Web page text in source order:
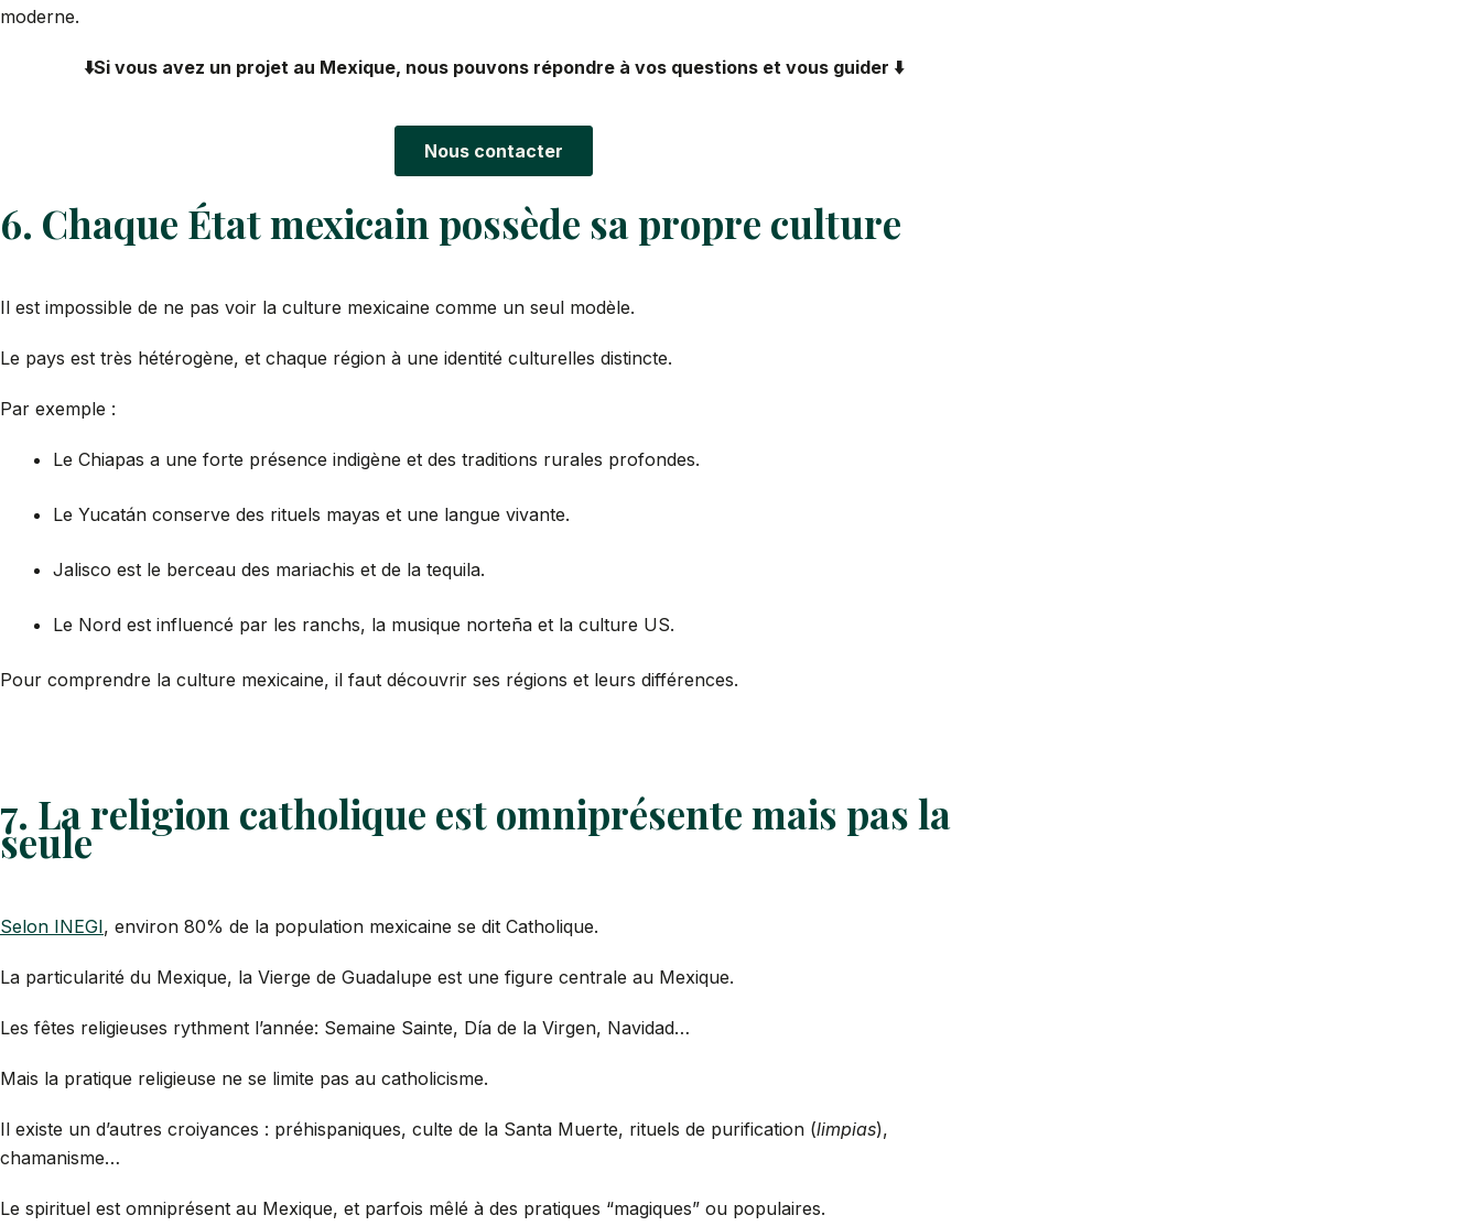
moderne.
⬇️Si vous avez un projet au Mexique, nous pouvons répondre à vos questions et vous guider ⬇️
Nous contacter
6. Chaque État mexicain possède sa propre culture
Il est impossible de ne pas voir la culture mexicaine comme un seul modèle.
Le pays est très hétérogène, et chaque région à une identité culturelles distincte.
Par exemple :
Le Chiapas a une forte présence indigène et des traditions rurales profondes.
Le Yucatán conserve des rituels mayas et une langue vivante.
Jalisco est le berceau des mariachis et de la tequila.
Le Nord est influencé par les ranchs, la musique norteña et la culture US.
Pour comprendre la culture mexicaine, il faut découvrir ses régions et leurs différences.
7. La religion catholique est omniprésente mais pas la
seule
Selon INEGI, environ 80% de la population mexicaine se dit Catholique.
La particularité du Mexique, la Vierge de Guadalupe est une figure centrale au Mexique.
Les fêtes religieuses rythment l’année: Semaine Sainte, Día de la Virgen, Navidad…
Mais la pratique religieuse ne se limite pas au catholicisme.
Il existe un d’autres croiyances : préhispaniques, culte de la Santa Muerte, rituels de purification (limpias),
chamanisme…
Le spirituel est omniprésent au Mexique, et parfois mêlé à des pratiques “magiques” ou populaires.